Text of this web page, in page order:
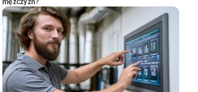
mężczyzn?